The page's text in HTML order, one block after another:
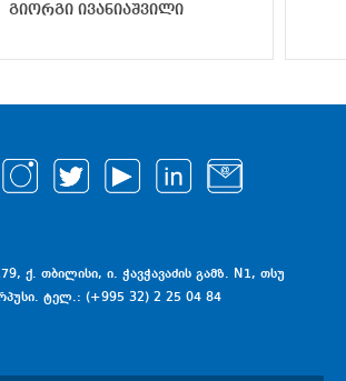
გიორგი ივანიაშვილი
ქ. თბილისი, ი. ჭავჭავაძის გამზ. N1, თსუ
ტელ.: (+995 32) 2 25 04 84